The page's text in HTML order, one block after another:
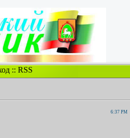
:: RSS
6:37 PM